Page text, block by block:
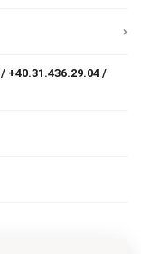
/ +40.31.436.29.04 /